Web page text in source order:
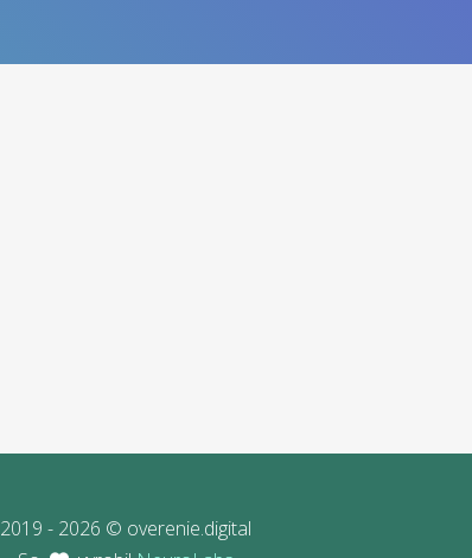
2019 - 2026 © overenie.digital